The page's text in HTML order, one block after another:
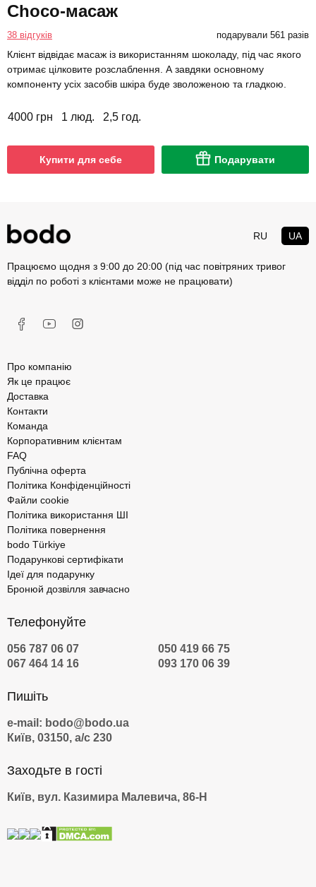
Choco-масаж
38 відгуків подарували 561 разів
Клієнт відвідає масаж із використанням шоколаду, під час якого
отримає цілковите розслаблення. А завдяки основному
компоненту усіх засобів шкіра буде зволоженою та гладкою.
4000 грн 1 люд. 2,5 год.
Купити для себе Подарувати
RU UA
Працюємо щодня з 9:00 до 20:00 (під час повітряних тривог
відділ по роботі з клієнтами може не працювати)
Про компанію
Як це працює
Доставка
Контакти
Команда
Корпоративним клієнтам
FAQ
Публічна оферта
Політика Конфіденційності
Файли cookie
Політика використання ШІ
Політика повернення
bodo Türkiye
Подарункові сертифікати
Ідеї для подарунку
Бронюй дозвілля завчасно
Телефонуйте
056 787 06 07
050 419 66 75
067 464 14 16
093 170 06 39
Пишіть
e-mail: bodo@bodo.ua
Київ, 03150, а/с 230
Заходьте в гості
Київ, вул. Казимира Малевича, 86-Н